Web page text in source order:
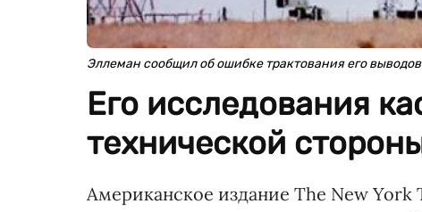
Эллеман сообщил об ошибке трактования его выводов
Его исследования
технической
Американское издание The New